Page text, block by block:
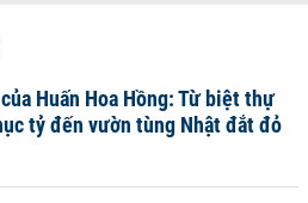
Huấn Hoa Hồng: Từ biệt thự
tỷ đến vườn tùng Nhật đắt đỏ